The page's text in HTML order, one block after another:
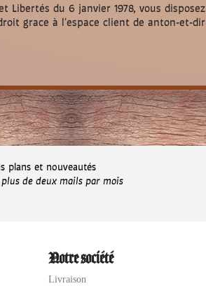
Libertés du 6 janvier 1978, vous
grace à l'espace client de anton-et-
plans et nouveautés
plus de deux mails par mois
Notre société
Livraison